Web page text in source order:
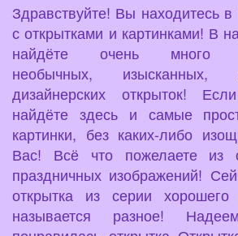
Здравствуйте! Вы находитесь
с открытками и картинками! В
найдёте очень много
необычных, изысканных,
дизайнерских открыток!
найдёте здесь и самые
картинки, без каких-либо
Вас! Всё что пожелаете из
праздничных изображений!
открытка из серии хорошего
называется разное!